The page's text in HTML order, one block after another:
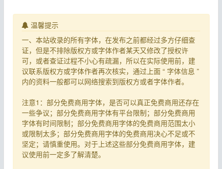
温馨提示
一、本站收录的所有字体，在发布之前都经过多方仔细查
证，但是不排除版权方或字体作者某天又修改了授权许
可，或者查证过程不小心有疏漏，所以在实际使用前，建
议联系版权方或字体作者再次核实，通过上面 “ 字体信息 ”
内的资料一般都可以网络搜索到版权方或者字体作者。
注意1：部分免费商用字体，是否可以真正免费商用还存在
一些争议；部分免费商用字体有平台限制；部分免费商用
字体有时间限制；部分免费商用字体的免费商用范围太小
或限制太多；部分免费商用字体的免费商用决心不足或不
坚定；请慎重使用。对于上述这些部分免费商用字体，建
议使用前一定多了解清楚。